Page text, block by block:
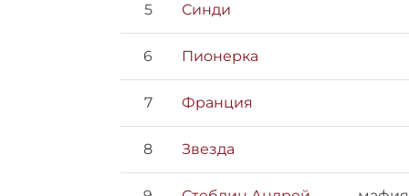
5 Синди
6 Пионерка
7 Франция
8 Звезда